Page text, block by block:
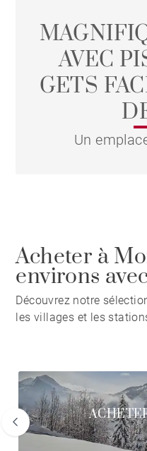
AVEC
GETS
Un
Acheter à
environs
Découvrez notre
les villages et les